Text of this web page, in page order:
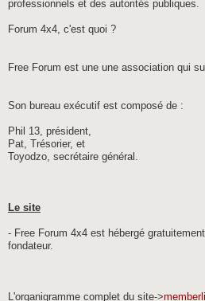
professionnels et des autorités publiques.
Forum 4x4, c'est quoi ?
Free Forum est une une association qui
Son bureau exécutif est composé de :
Phil 13, président,
Pat, Trésorier, et
Toyodzo, secrétaire général.
Le site
- Free Forum 4x4 est hébergé
fondateur.
L'organigramme complet du site->